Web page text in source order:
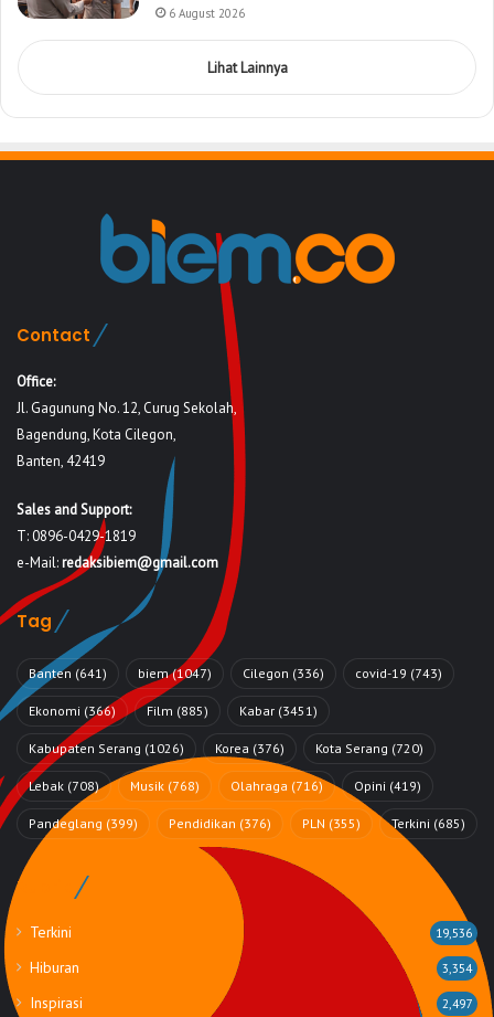
6 August 2026
Lihat Lainnya
Contact
Office:
Jl. Gagunung No. 12, Curug Sekolah,
Bagendung, Kota Cilegon,
Banten, 42419
Sales and Support:
T: 0896-0429-1819
e-Mail:redaksibiem@gmail.com
Tag
Banten (641) biem(1047) Cilegon (336) covid-19 (743)
Ekonomi (366) Film (885) Kabar (3451)
Kabupaten Serang (1026) Korea (376) Kota Serang (720)
Lebak (708) Musik (768) Olahraga (716) Opini (419)
Pandeglang (399) Pendidikan (376) PLN (355) Terkini (685)
Rubrik
Terkini 19,536
Hiburan 3,354
Inspirasi 2,497